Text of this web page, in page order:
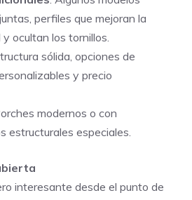
perfiles que mejoran la
ocultan los tornillos.
sólida, opciones de
y precio
modernos o con
estructurales especiales.
interesante desde el punto de